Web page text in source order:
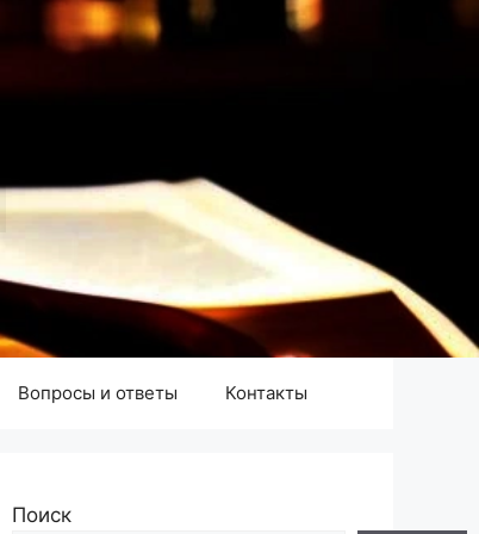
Вопросы и ответы Контакты
Поиск